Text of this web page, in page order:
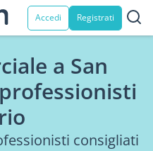
Accedi Registrati
a San
consigliati